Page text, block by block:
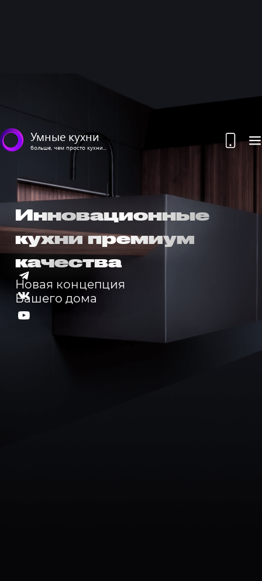
Умные кухни
больше, чем просто кухни...
Инновационные
кухни премиум
качества
Новая концепция
Вашего дома